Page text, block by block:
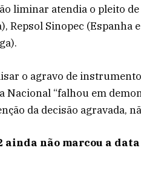
liminar atendia o pleito
Repsol Sinopec
o agravo de
Nacional “falhou em
da decisão agravada,
ainda não marcou a